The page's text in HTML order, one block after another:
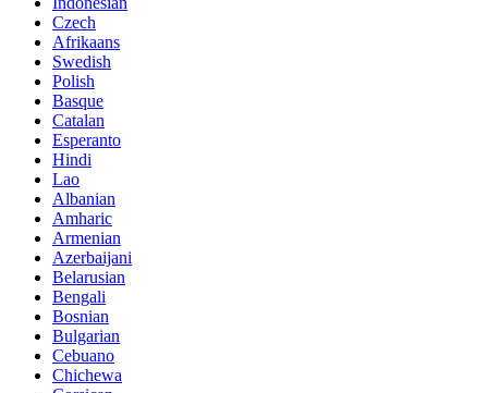
Czech
Afrikaans
Swedish
Polish
Basque
Catalan
Esperanto
Hindi
Lao
Albanian
Amharic
Armenian
Azerbaijani
Belarusian
Bengali
Bosnian
Bulgarian
Cebuano
Chichewa